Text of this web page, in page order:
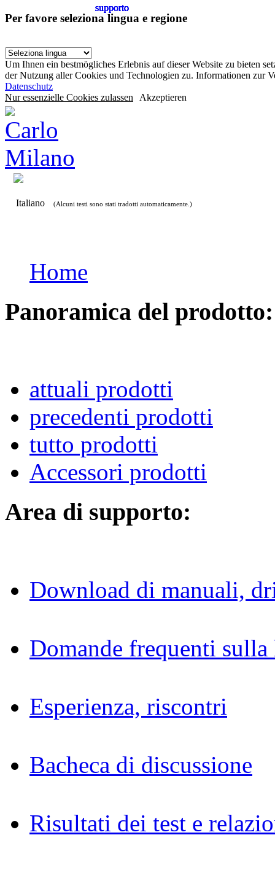
Per favore seleziona lingua e regione
Um Ihnen ein bestmögliches Erlebnis auf dieser Website zu bieten
der Nutzung aller Cookies und Technologien zu. Informationen zur
Datenschutz
Nur essenzielle Cookies zulassen Akzeptieren
Italiano (Alcuni testi sono stati tradotti automaticamente.)
Home
Panoramica del prodotto:
attuali prodotti
precedenti prodotti
tutto prodotti
Accessori prodotti
Area di supporto:
Download di manuali,
Domande frequenti
Esperienza, riscontri
Bacheca di discussione
Risultati dei test e
supporto
supporto
supporto
supporto
supporto
supporto